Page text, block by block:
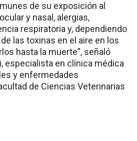
de su exposición al
y nasal, alergias,
respiratoria y, dependiendo
las toxinas en el aire en los
hasta la muerte”, señaló
especialista en clínica médica
y enfermedades
de Ciencias Veterinarias